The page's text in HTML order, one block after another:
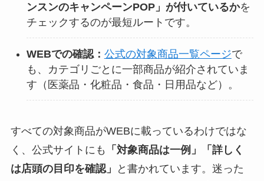
ンスンのキャンペーンPOP」が付いているかを
チェックするのが最短ルートです。
WEBでの確認： 公式の対象商品一覧ページで
も、カテゴリごとに一部商品が紹介されていま
す（医薬品・化粧品・食品・日用品など）。
すべての対象商品がWEBに載っているわけではな
く、公式サイトにも
「対象商品は一例」「詳しく
は店頭の目印を確認」
と書かれています。迷った